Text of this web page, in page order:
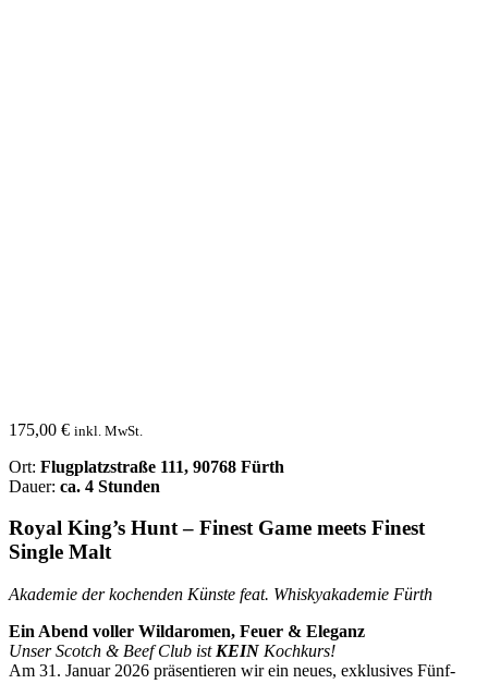
175,00 € inkl. MwSt.
Ort: Flugplatzstraße 111, 90768 Fürth
Dauer: ca. 4 Stunden
Royal King’s Hunt – Finest Game meets Finest
Single Malt
Akademie der kochenden Künste feat. Whiskyakademie Fürth
Ein Abend voller Wildaromen, Feuer & Eleganz
Unser Scotch & Beef Club ist KEIN Kochkurs!
Am 31. Januar 2026 präsentieren wir ein neues, exklusives Fünf-